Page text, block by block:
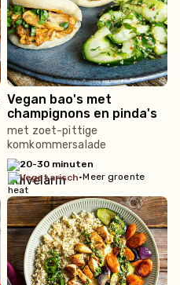
Vegan bao's met
champignons en pinda's
met zoet-pittige
komkommersalade
20-30 minuten
vegetarisch•Meer groente